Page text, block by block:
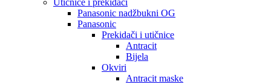
Utičnice i prekidači
Panasonic nadžbukni OG
Panasonic
Prekidači i utičnice
Antracit
Bijela
Okviri
Antracit maske